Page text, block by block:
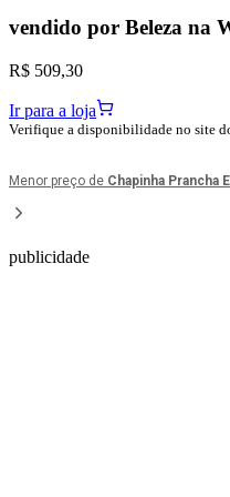
vendido por Beleza na
R$ 509,30
Ir para a loja
Verifique a disponibilidade no site
Menor preço de Chapinha Prancha
publicidade